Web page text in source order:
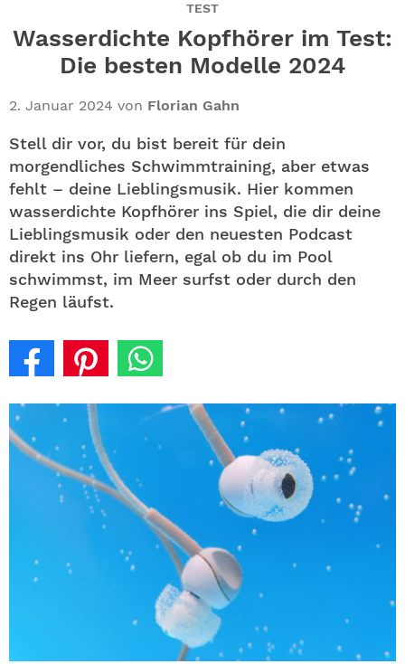
TEST
Wasserdichte Kopfhörer im Test:
Die besten Modelle 2024
2. Januar 2024 von Florian Gahn
Stell dir vor, du bist bereit für dein
morgendliches Schwimmtraining, aber etwas
fehlt – deine Lieblingsmusik. Hier kommen
wasserdichte Kopfhörer ins Spiel, die dir deine
Lieblingsmusik oder den neuesten Podcast
direkt ins Ohr liefern, egal ob du im Pool
schwimmst, im Meer surfst oder durch den
Regen läufst.
GEWINNEN
ALLE THEMEN
SHOP